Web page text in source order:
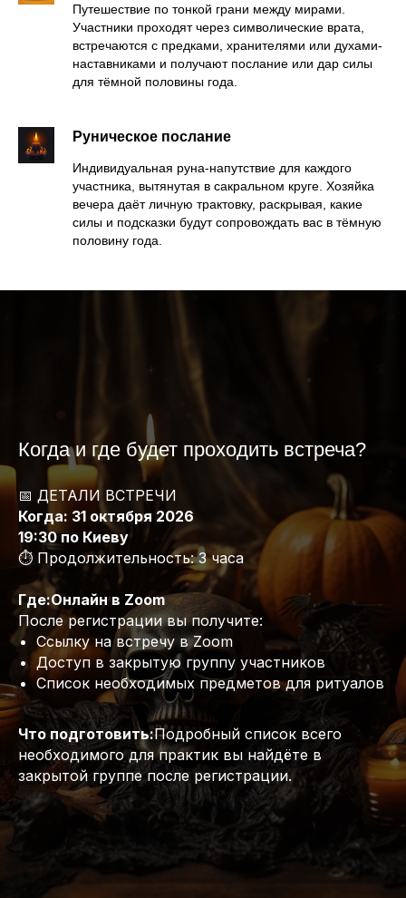
Путешествие по тонкой грани между мирами.
Участники проходят через символические врата,
встречаются с предками, хранителями или духами-
наставниками и получают послание или дар силы
для тёмной половины года.
Руническое послание
Индивидуальная руна-напутствие для каждого
участника, вытянутая в сакральном круге. Хозяйка
вечера даёт личную трактовку, раскрывая, какие
силы и подсказки будут сопровождать вас в тёмную
половину года.
Когда и где будет проходить встреча?
📅 ДЕТАЛИ ВСТРЕЧИ
Когда: 31 октября 2026
19:30 по Киеву
⏱️ Продолжительность: 3 часа
Где:Онлайн в Zoom
После регистрации вы получите:
Ссылку на встречу в Zoom
Доступ в закрытую группу участников
Список необходимых предметов для ритуалов
Что подготовить:Подробный список всего
необходимого для практик вы найдёте в
закрытой группе после регистрации.